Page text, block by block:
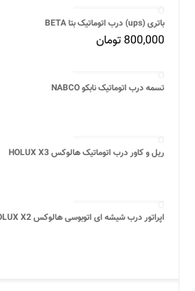
باتری (ups) درب اتوماتیک بتا BETA
800,000 تومان
تسمه درب اتوماتیک نابکو NABCO
ریل و کاور درب اتوماتیک هالوکس HOLUX X3
اپراتور درب شیشه ای اتوبوسی هالوکس HOLUX X2